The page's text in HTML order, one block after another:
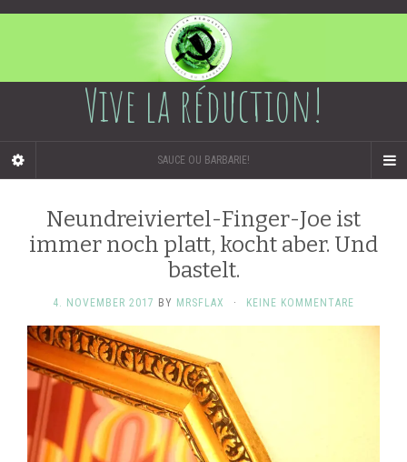
Vive la réduction!
SAUCE OU BARBARIE!
Neundreiviertel-Finger-Joe ist
immer noch platt, kocht aber. Und
bastelt.
4. NOVEMBER 2017 BY MRSFLAX · KEINE KOMMENTARE